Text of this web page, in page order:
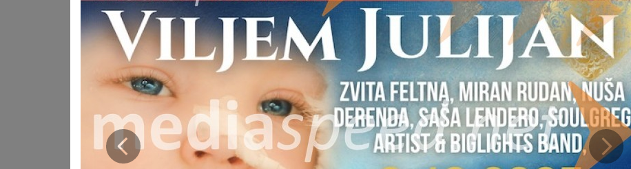
Dobrodelni koncert Viljem Julijan je glas otrok z redkimi boleznimi in je simbol upanja, podpore in neprecenljive vrednosti življenja vseh
otrok, ne glede na njihovo zdravstveno stanje.
"Tudi letos si želimo, da napolnimo Cankarjev dom v podporo otrokom z redkimi boleznimi in jim damo vedeti, da v svoji težki situaciji
sami in da niso pozabljeni," pravi dr. Nejc Jelen, predsednik Društva Viljem Julijan, "zato smo zelo veseli, da bodo zanje tudi letos nastopili
izjemni glasbeniki in izjemni otroški in mladinski pevski zbori."
Redke bolezni so večinoma zelo hude bolezni ter so pretežno neozdravljive in pogosto tudi smrtonosne v zgodnjem otroštvu. Čeprav
posamična bolezen zelo redka, pa je teh bolezni več tisoč, zato je tudi bolnikov veliko. Te bolezni ne povzročajo samo fizičnih bolečin in
trpljenja, ampak tudi velike psihične, čustvene in socialne stiske. Družine otrok z redkimi boleznimi pa se zaradi bremena bolezni
bolezni znajdejo v materialni stiski, obenem pa starši otrokom pogosto ne morejo nudi vse potrebne nege, terapij in pripomočkov, ki jih
ti potrebujejo.
Prejšnja